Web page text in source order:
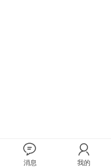
消息 我的